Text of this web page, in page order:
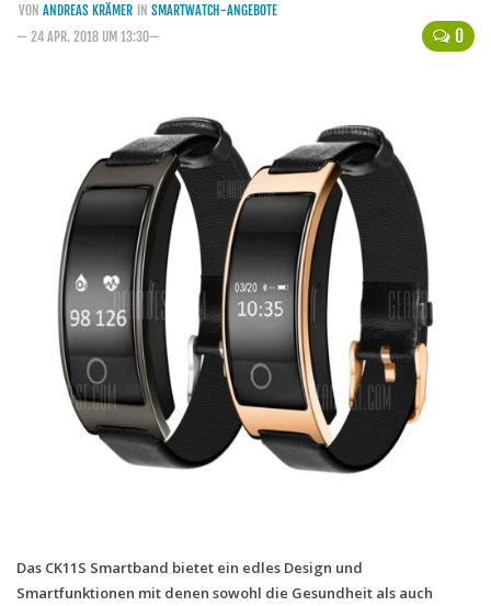
Marken und Modelle
Smartphonetarife
Datentarife
Smartphonetarife
Prepaid-Tarife
Datentarife
Flatrate-Prepaidtarife
Mobilfunk-Vergleichsrechner
Mobilfunk-Tarifrechner
0
VON ANDREAS KRÄMER IN SMARTWATCH-ANGEBOTE
— 24 APR. 2018 UM 13:30—
Das CK11S Smartband bietet ein edles Design und
Smartfunktionen mit denen sowohl die Gesundheit als auch